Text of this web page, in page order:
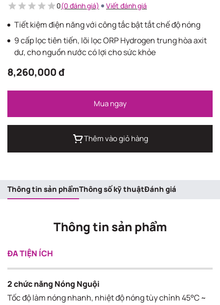
0(0 đánh giá) Viết đánh giá
Tiết kiệm điện năng với công tắc bật tắt chế độ nóng
9 cấp lọc tiên tiến, lõi lọc ORP Hydrogen trung hòa axit
dư, cho nguồn nước có lợi cho sức khỏe
8,260,000 đ
Mua ngay
Thêm vào giỏ hàng
Thông tin sản phẩmThông số kỹ thuậtĐánh giá
Thông tin sản phẩm
ĐA TIỆN ÍCH
2 chức năng Nóng Nguội
Tốc độ làm nóng nhanh, nhiệt độ nóng tùy chỉnh 45°C ~